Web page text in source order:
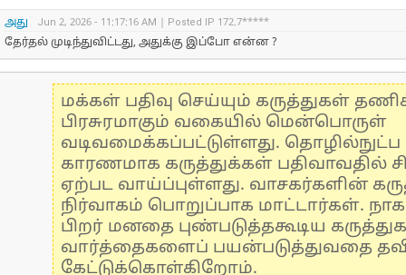
அது
Jun 2, 2026 - 11:17:16 AM | Posted IP 172.7*****
தேர்தல் முடிந்துவிட்டது, அதுக்கு இப்போ என்ன ?
மக்கள் பதிவு செய்யும் கருத்துகள்
பிரசுரமாகும் வகையில் மென்பொருள்
வடிவமைக்கப்பட்டுள்ளது.
காரணமாக கருத்துக்கள் பதிவாவதில்
ஏற்பட வாய்ப்புள்ளது. வாசகர்களின்
நிர்வாகம் பொறுப்பாக மாட்டார்கள்.
பிறர் மனதை புண்படுத்தகூடிய
வார்த்தைகளைப் பயன்படுத்துவதை
கேட்டுக்கொள்கிறோம்.